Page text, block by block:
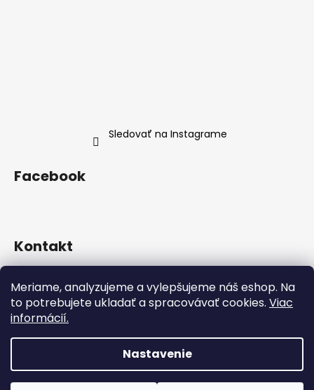
Meriame, analyzujeme a vylepšujeme náš eshop. Na
to potrebujete ukladať a spracovávať cookies. Viac
informácií.
Nastavenie
Sledovať na Instagrame
Facebook
Kontakt
+420 702 114 113
Neness Official SK
neness_czsk/
Copyright 2026Neness Official SK. Všetky práva